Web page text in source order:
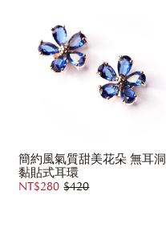
簡約風氣質甜美花朵 無耳洞
黏貼式耳環
NT$280 $420